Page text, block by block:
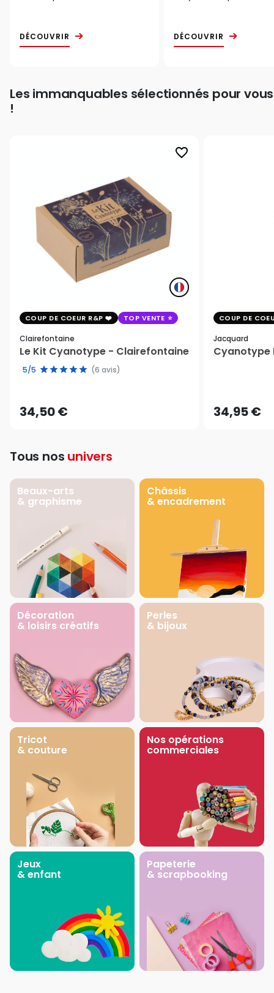
DÉCOUVRIR DÉCOUVRIR
Les immanquables sélectionnés pour vous
!
favorite_border
COUP DE COEUR R&P TOP VENTE
Clairefontaine
Le Kit Cyanotype - Clairefontaine
5/5 (6 avis)
34,50 €
COUP DE
Jacquard
Cyanotype
34,95 €
Tous nos univers
Beaux-arts
& graphisme
Châssis
& encadrement
Décoration
& loisirs créatifs
Perles
& bijoux
Tricot
& couture
Nos opérations
commerciales
Jeux
& enfant
Papeterie
& scrapbooking